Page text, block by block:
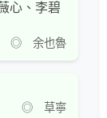
心、李碧
◎ 余也魯
◎ 草寧